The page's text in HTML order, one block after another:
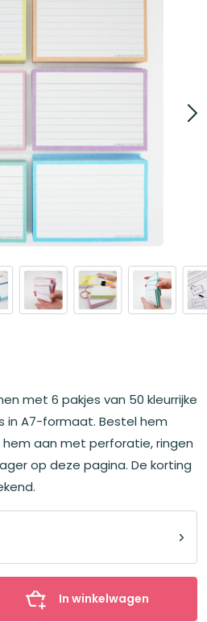
met 6 pakjes van 50 kleurrijke
in A7-formaat. Bestel hem
aan met perforatie, ringen
op deze pagina. De korting
In winkelwagen